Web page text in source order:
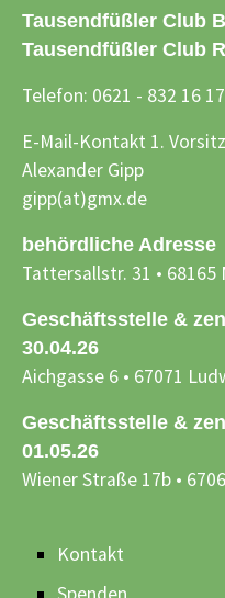
Tausendfüßler Club
Tausendfüßler Club
Telefon: 0621 - 832 16 17
E-Mail-Kontakt 1.
Alexander Gipp
gipp(at)gmx.de
behördliche Adresse
Tattersallstr. 31 • 68165
Geschäftsstelle &
30.04.26
Aichgasse 6 • 67071
Geschäftsstelle &
01.05.26
Wiener Straße 17b •
Kontakt